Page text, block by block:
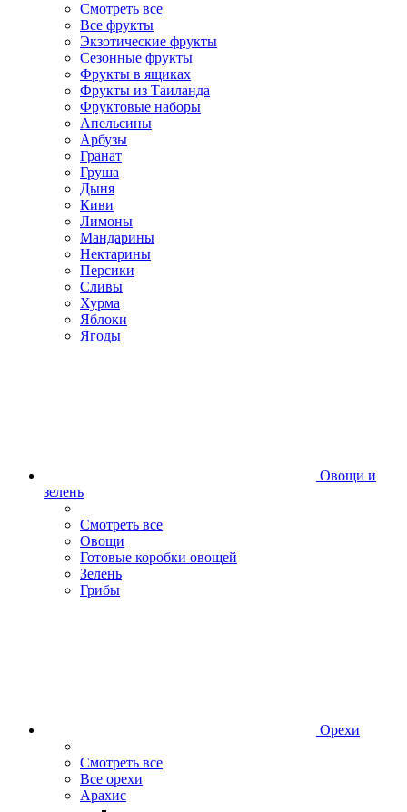
Смотреть все
Все фрукты
Экзотические фрукты
Сезонные фрукты
Фрукты в ящиках
Фрукты из Таиланда
Фруктовые наборы
Апельсины
Арбузы
Гранат
Груша
Дыня
Киви
Лимоны
Мандарины
Нектарины
Персики
Сливы
Хурма
Яблоки
Ягоды
Овощи и
зелень
Смотреть все
Овощи
Готовые коробки овощей
Зелень
Грибы
Орехи
Смотреть все
Все орехи
Арахис